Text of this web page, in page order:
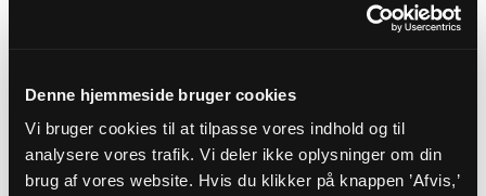
Denne hjemmeside bruger cookies
Vi bruger cookies til at tilpasse vores indhold og til
analysere vores trafik. Vi deler ikke oplysninger om din
brug af vores website. Hvis du klikker på knappen ’Afvis,’